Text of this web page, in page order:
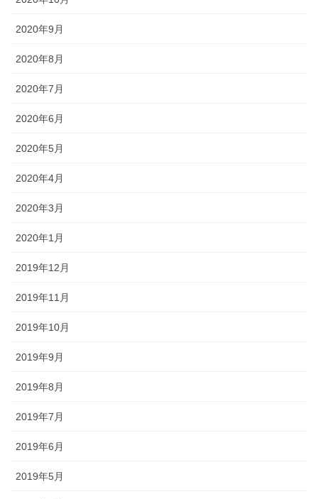
2020年9月
2020年8月
2020年7月
2020年6月
2020年5月
2020年4月
2020年3月
2020年1月
2019年12月
2019年11月
2019年10月
2019年9月
2019年8月
2019年7月
2019年6月
2019年5月